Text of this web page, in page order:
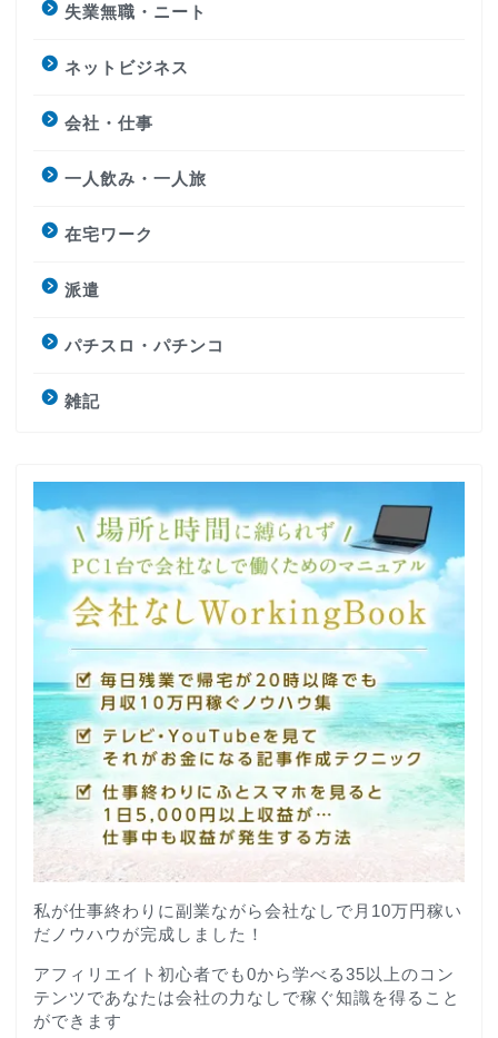
失業無職・ニート
ネットビジネス
会社・仕事
一人飲み・一人旅
在宅ワーク
派遣
パチスロ・パチンコ
雑記
私が仕事終わりに副業ながら会社なしで月10万円稼い
だノウハウが完成しました！
アフィリエイト初心者でも0から学べる35以上のコン
テンツであなたは会社の力なしで稼ぐ知識を得ること
ができます